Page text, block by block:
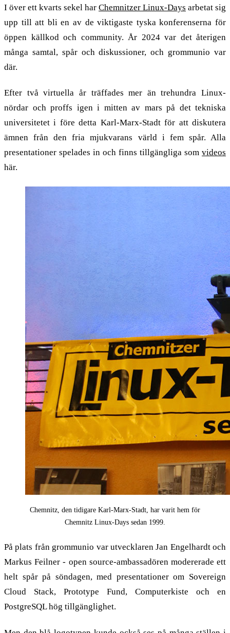
I över ett kvarts sekel har Chemnitzer Linux-Days arbetat sig
upp till att bli en av de viktigaste tyska konferenserna för
öppen källkod och community. År 2024 var det återigen
många samtal, spår och diskussioner, och grommunio var
där.
Efter två virtuella år träffades mer än trehundra Linux-
nördar och proffs igen i mitten av mars på det tekniska
universitetet i före detta Karl-Marx-Stadt för att diskutera
ämnen från den fria mjukvarans värld i fem spår. Alla
presentationer spelades in och finns tillgängliga som videos
här.
Chemnitz, den tidigare Karl-Marx-Stadt, har varit hem för
Chemnitz Linux-Days sedan 1999.
På plats från grommunio var utvecklaren Jan Engelhardt och
Markus Feilner - open source-ambassadören modererade ett
helt spår på söndagen, med presentationer om Sovereign
Cloud Stack, Prototype Fund, Computerkiste och en
PostgreSQL hög tillgänglighet.